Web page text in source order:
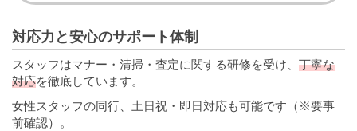
対応力と安心のサポート体制
スタッフはマナー・清掃・査定に関する研修を受け、 丁寧な
対応を徹底しています。
女性スタッフの同行、土日祝・即日対応も可能です（※要事
前確認）。